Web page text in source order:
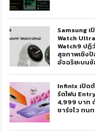
Samsung
Watch
Watch9 ปฏิ
สุขภาพเชิง
อัจฉริยะบน
Infinix เปิด
ร์ตโฟน
4,999 บาท
ชาร์จไว ทน